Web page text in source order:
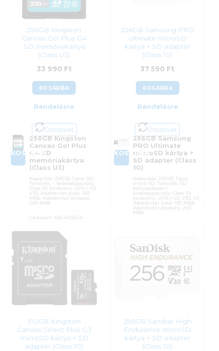
29 990 Ft
256GB Kingston
Canvas Go! Plus G4
SD memóriakártya
(Class U3)
33 990 Ft
KOSÁRBA
Rendelésre
Összevet
KOSÁRBA
256GB Kingston
Canvas Go! Plus
G4 SD
memóriakártya
(Class U3)
Kapacitás: 256GB; Típus: SD;
Tartozék: -; Sebességosztály:
Class 10; Szabvány: UHS-I U3,
V30; Adatátvitel (írás): 160
MB/s; Adatátvitel (olvasás):
200 MB/s
Cikkszám:SDG4/256GB
Kingston
Garanciaidő:
ÁFA:27%
33 990Ft
256GB Samsung PRO
Ultimate microSD
kártya + SD adapter
(Class 10)
37 590 Ft
KOSÁRBA
Rendelésre
Összevet
KOSÁRBA
256GB Samsung
PRO Ultimate
microSD kártya +
SD adapter (Class
10)
Kapacitás: 256GB; Típus:
micro SD; Tartozék: SD
kártyaadapter;
Sebességosztály: Class 10;
Szabvány: UHS-I U3, V30, A2;
Adatátvitel (írás): 130 MB/s;
Adatátvitel (olvasás): 200
MB/s
Gyártó:Samsung
Garanciaidő:120 hónap
ÁFA:27%
Azonosító:49138
512GB Kingston
Canvas Select Plus G3
microSD kártya + SD
adapter (Class 10)
256GB Sandisk High
Endurance microSD
kártya + SD adapter
(Class 10)